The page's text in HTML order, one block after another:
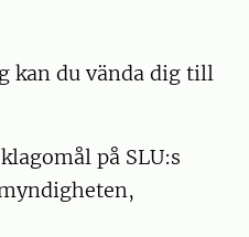
kan du vända dig till
på SLU:s